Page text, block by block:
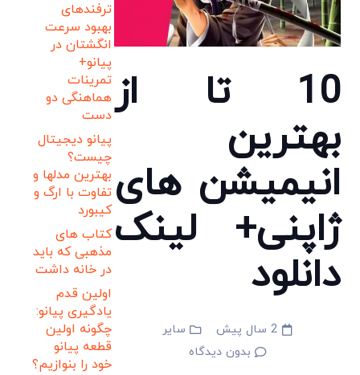
10 تا از
بهترین
انیمیشن های
ژاپنی+ لینک
دانلود
2 سال پیش
سایر
بدون دیدگاه
ترفندهای
بهبود سرعت
انگشتان در
پیانو+
تمرینات
هماهنگی دو
دست
پیانو دیجیتال
چیست؟
بهترین مدلها و
تفاوت با ارگ و
کیبورد
کتاب های
مذهبی که باید
در خانه داشت
اولین قدم
یادگیری پیانو:
چگونه اولین
قطعه پیانو
خود را بنوازیم؟